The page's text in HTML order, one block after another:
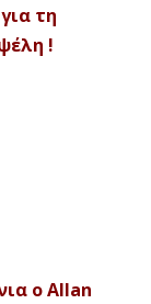
τη
!
ο Allan